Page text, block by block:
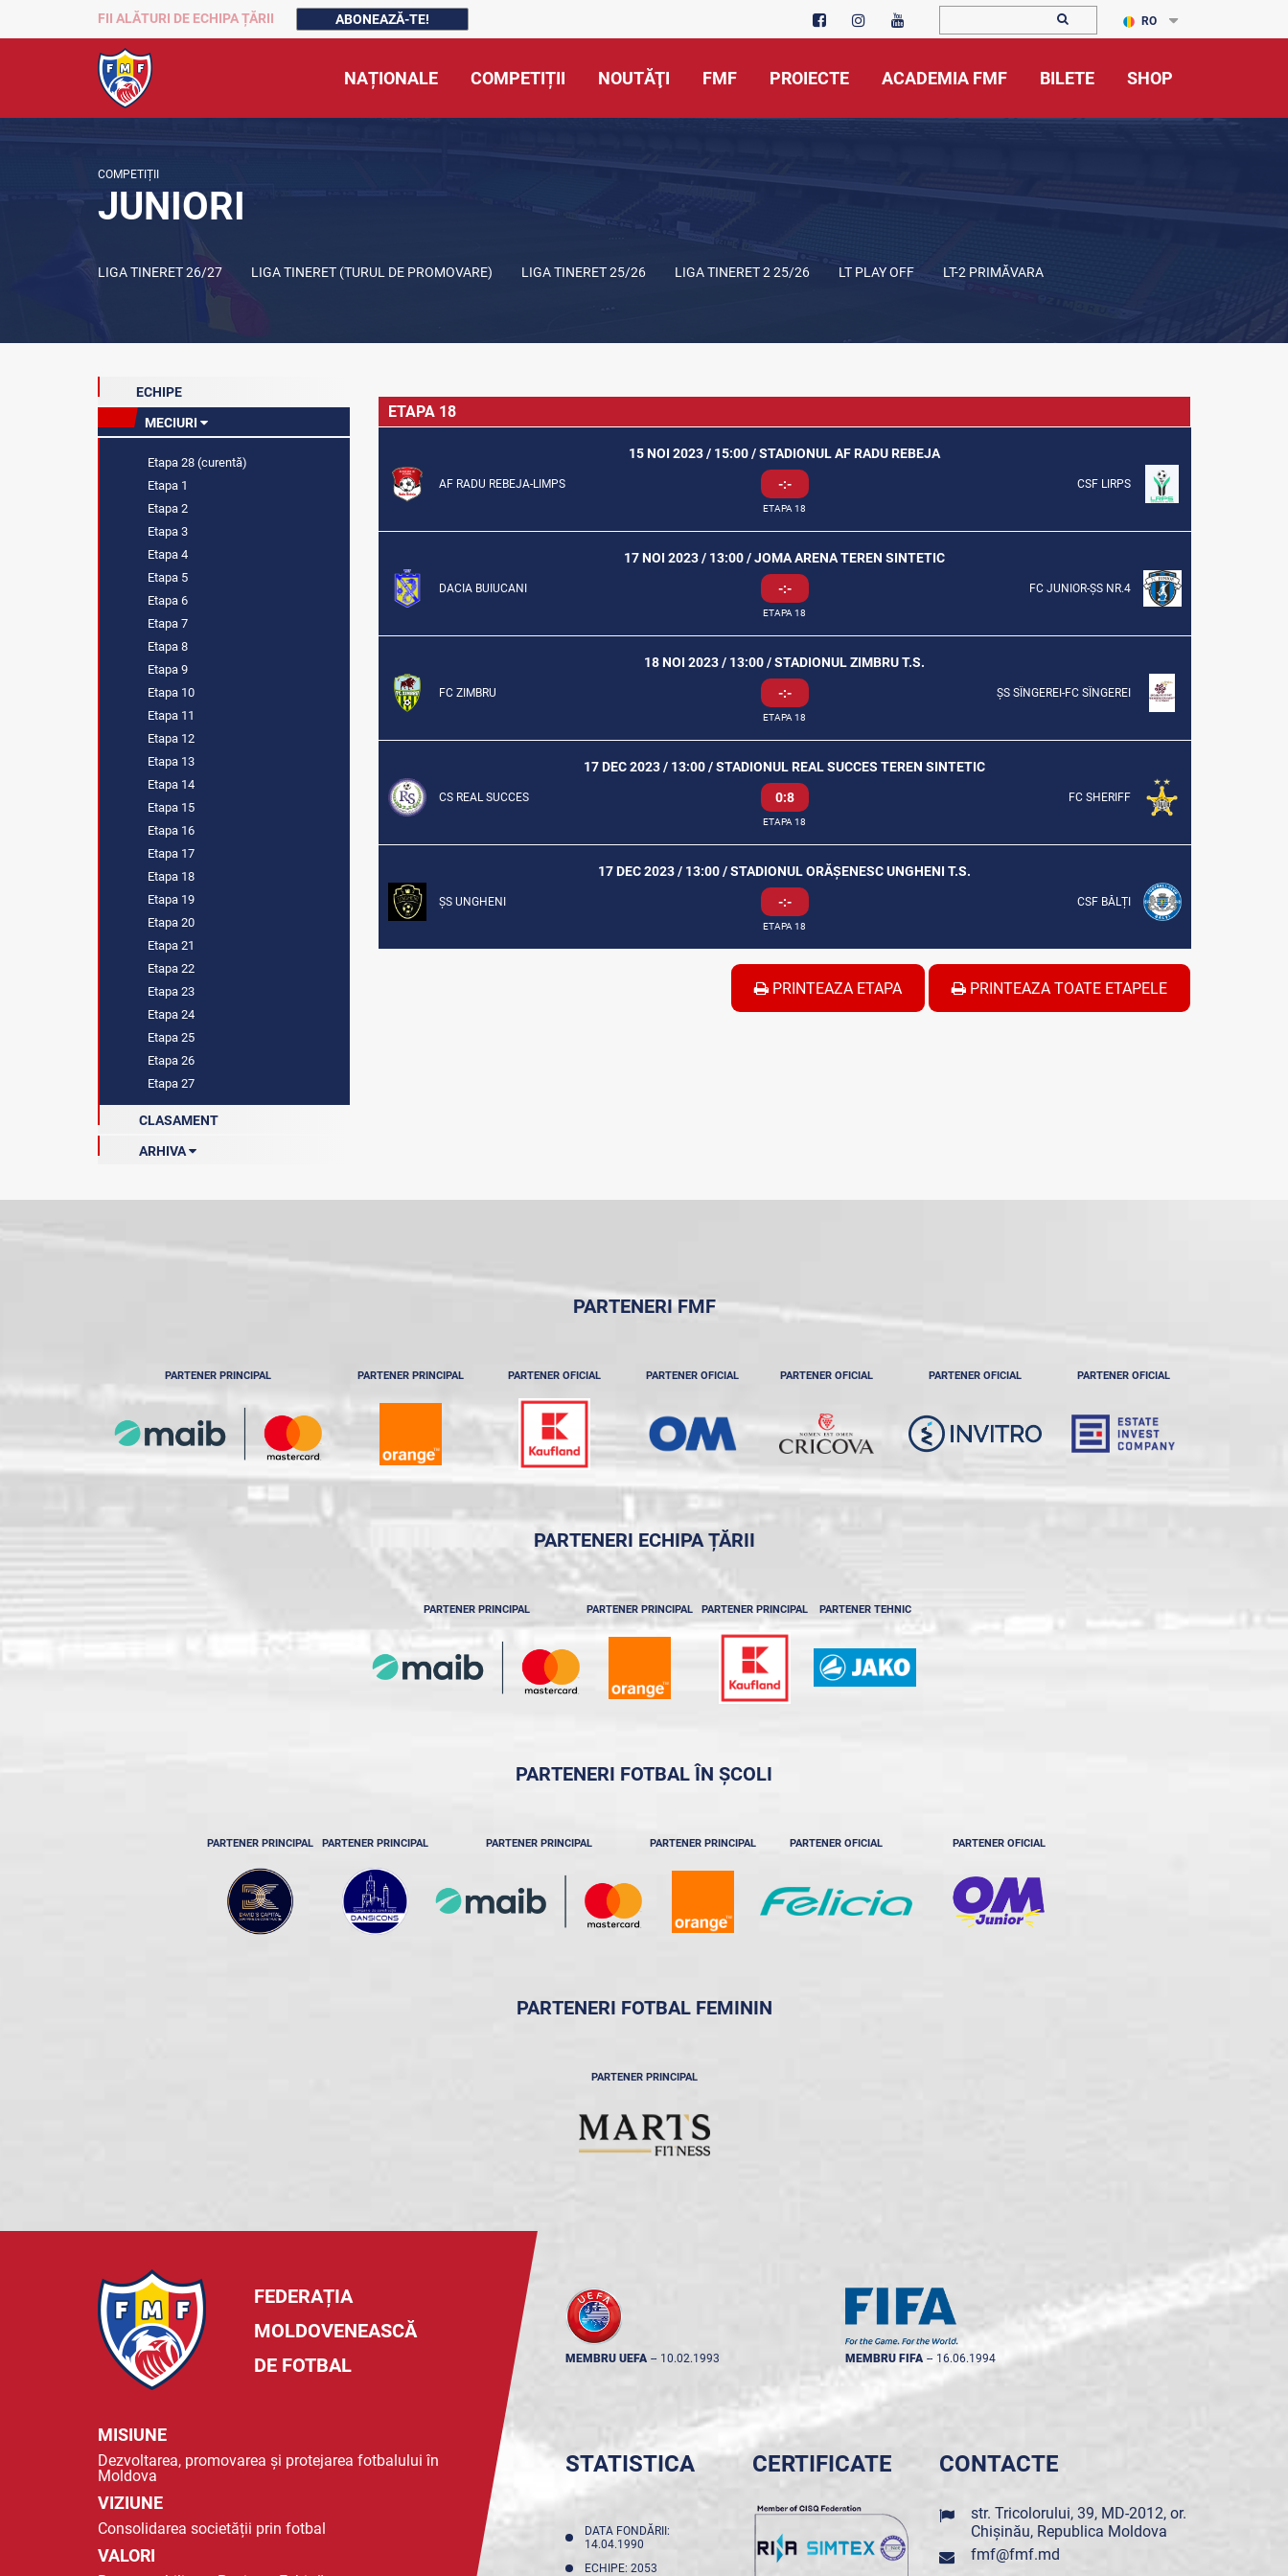
FII ALĂTURI DE ECHIPA ȚĂRII ABONEAZĂ-TE! RO
NAȚIONALE COMPETIȚII NOUTĂŢI FMF PROIECTE ACADEMIA FMF BILETE SHOP
COMPETIȚII
JUNIORI
LIGA TINERET 26/27 LIGA TINERET (TURUL DE PROMOVARE) LIGA TINERET 25/26 LIGA TINERET 2 25/26 LT PLAY OFF LT-2 PRIMĂVARA
ECHIPE
MECIURI
Etapa 28 (curentă)
Etapa 1
Etapa 2
Etapa 3
Etapa 4
Etapa 5
Etapa 6
Etapa 7
Etapa 8
Etapa 9
Etapa 10
Etapa 11
Etapa 12
Etapa 13
Etapa 14
Etapa 15
Etapa 16
Etapa 17
Etapa 18
Etapa 19
Etapa 20
Etapa 21
Etapa 22
Etapa 23
Etapa 24
Etapa 25
Etapa 26
Etapa 27
CLASAMENT
ARHIVA
ETAPA 18
15 NOI 2023 / 15:00 / STADIONUL AF RADU REBEJA
AF RADU REBEJA-LIMPS -:- CSF LIRPS
ETAPA 18
17 NOI 2023 / 13:00 / JOMA ARENA TEREN SINTETIC
DACIA BUIUCANI -:- FC JUNIOR-ȘS NR.4
ETAPA 18
18 NOI 2023 / 13:00 / STADIONUL ZIMBRU T.S.
FC ZIMBRU -:- ȘS SÎNGEREI-FC SÎNGEREI
ETAPA 18
17 DEC 2023 / 13:00 / STADIONUL REAL SUCCES TEREN SINTETIC
CS REAL SUCCES 0:8 FC SHERIFF
ETAPA 18
17 DEC 2023 / 13:00 / STADIONUL ORĂȘENESC UNGHENI T.S.
ȘS UNGHENI -:- CSF BĂLȚI
ETAPA 18
PRINTEAZA ETAPA PRINTEAZA TOATE ETAPELE
PARTENERI FMF
PARTENER PRINCIPAL PARTENER PRINCIPAL PARTENER OFICIAL PARTENER OFICIAL PARTENER OFICIAL PARTENER OFICIAL PARTENER OFICIAL
PARTENERI ECHIPA ȚĂRII
PARTENER PRINCIPAL PARTENER PRINCIPAL PARTENER PRINCIPAL PARTENER TEHNIC
PARTENERI FOTBAL ÎN ȘCOLI
PARTENER PRINCIPAL PARTENER PRINCIPAL PARTENER PRINCIPAL PARTENER PRINCIPAL PARTENER OFICIAL PARTENER OFICIAL
PARTENERI FOTBAL FEMININ
PARTENER PRINCIPAL
FEDERAȚIA
MOLDOVENEASCĂ
DE FOTBAL
MISIUNE
Dezvoltarea, promovarea și protejarea fotbalului în
Moldova
VIZIUNE
Consolidarea societății prin fotbal
VALORI
MEMBRU UEFA -- 10.02.1993 MEMBRU FIFA -- 16.06.1994
STATISTICA
DATA FONDĂRII:
14.04.1990
ECHIPE: 2053
CERTIFICATE CONTACTE
str. Tricolorului, 39, MD-2012, or.
Chișinău, Republica Moldova
fmf@fmf.md